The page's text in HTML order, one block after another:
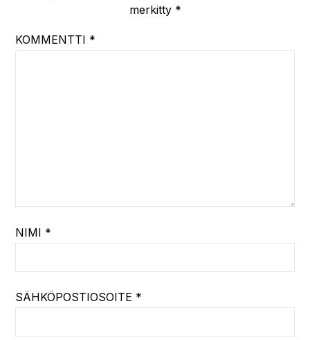
merkitty *
KOMMENTTI *
NIMI *
SÄHKÖPOSTIOSOITE *